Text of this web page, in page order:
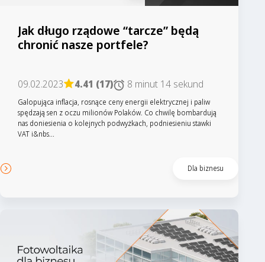
Jak długo rządowe “tarcze” będą
chronić nasze portfele?
09.02.2023 4.41 (17) 8 minut 14 sekund
Galopująca inflacja, rosnące ceny energii elektrycznej i paliw
spędzają sen z oczu milionów Polaków. Co chwilę bombardują
nas doniesienia o kolejnych podwyżkach, podniesieniu stawki
VAT i&nbs...
Dla biznesu